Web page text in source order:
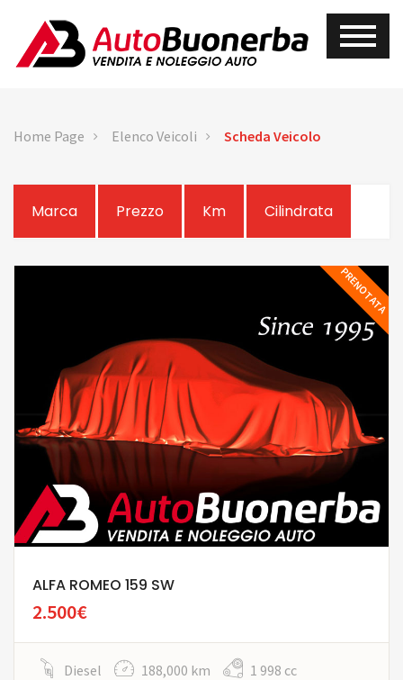
Home Page Elenco Veicoli Scheda Veicolo
Marca Prezzo Km Cilindrata
PRENOTATA
ALFA ROMEO 159 SW
2.500€
Diesel 188,000 km 1 998 cc